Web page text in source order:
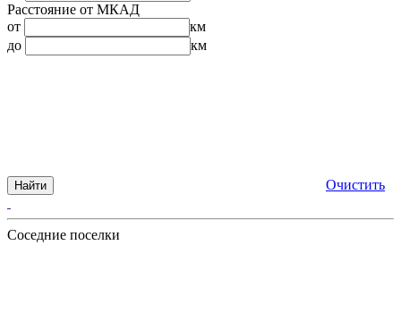
Расстояние от МКАД
от
км
до
км
Найти Очистить
Соседние поселки